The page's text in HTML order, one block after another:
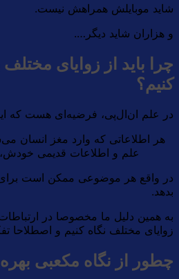
شاید موبایلش همراهش نیست.
و هزاران شاید دیگر….
چرا باید از زوایای مختلف
کنیم؟
در علم ان‌ال‌پی، فرضیه‌ای هست که
هر اطلاعاتی که وارد مغز انسان
علم و اطلاعات قدیمی
در واقع هر موضوعی ممکن است
بدهد.
به همین دلیل ما مخصوصا در ارتباطات
زوایای مختلف نگاه کنیم و اصطلاحا
چطور از نگاه مکعبی بهره